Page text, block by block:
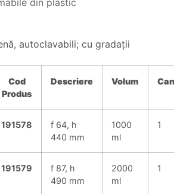
autoclavabili; cu gradaţii
Cod
Produs
Descriere Volum
191578
f 64, h
440 mm
1000
ml
1
191579
f 87, h
490 mm
2000
ml
1